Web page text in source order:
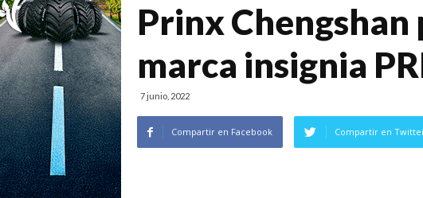
Prinx Chengshan
marca insignia
7 junio, 2022
Compartir en Facebook Compartir en